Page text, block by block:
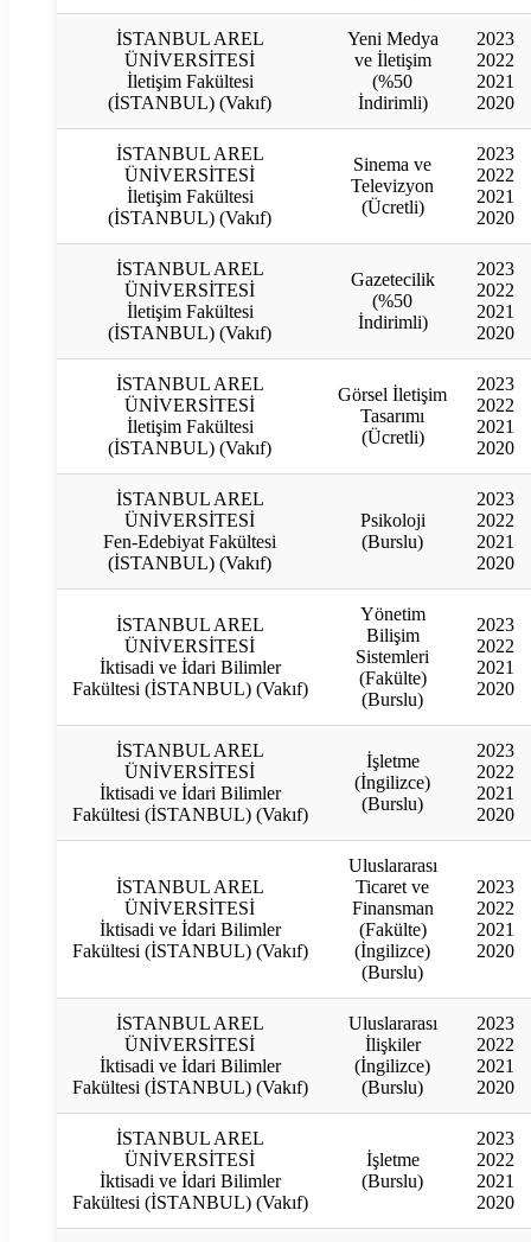
İSTANBUL AREL
ÜNİVERSİTESİ
İletişim Fakültesi
(İSTANBUL) (Vakıf)
Yeni Medya
ve İletişim
(%50
İndirimli)
2023
2022
2021
2020
İSTANBUL AREL
ÜNİVERSİTESİ
İletişim Fakültesi
(İSTANBUL) (Vakıf)
Sinema ve
Televizyon
(Ücretli)
2023
2022
2021
2020
İSTANBUL AREL
ÜNİVERSİTESİ
İletişim Fakültesi
(İSTANBUL) (Vakıf)
Gazetecilik
(%50
İndirimli)
2023
2022
2021
2020
İSTANBUL AREL
ÜNİVERSİTESİ
İletişim Fakültesi
(İSTANBUL) (Vakıf)
Görsel İletişim
Tasarımı
(Ücretli)
2023
2022
2021
2020
İSTANBUL AREL
ÜNİVERSİTESİ
Fen-Edebiyat Fakültesi
(İSTANBUL) (Vakıf)
Psikoloji
(Burslu)
2023
2022
2021
2020
İSTANBUL AREL
ÜNİVERSİTESİ
İktisadi ve İdari Bilimler
Fakültesi (İSTANBUL) (Vakıf)
Yönetim
Bilişim
Sistemleri
(Fakülte)
(Burslu)
2023
2022
2021
2020
İSTANBUL AREL
ÜNİVERSİTESİ
İktisadi ve İdari Bilimler
Fakültesi (İSTANBUL) (Vakıf)
İşletme
(İngilizce)
(Burslu)
2023
2022
2021
2020
İSTANBUL AREL
ÜNİVERSİTESİ
İktisadi ve İdari Bilimler
Fakültesi (İSTANBUL) (Vakıf)
Uluslararası
Ticaret ve
Finansman
(Fakülte)
(İngilizce)
(Burslu)
2023
2022
2021
2020
İSTANBUL AREL
ÜNİVERSİTESİ
İktisadi ve İdari Bilimler
Fakültesi (İSTANBUL) (Vakıf)
Uluslararası
İlişkiler
(İngilizce)
(Burslu)
2023
2022
2021
2020
İSTANBUL AREL
ÜNİVERSİTESİ
İktisadi ve İdari Bilimler
Fakültesi (İSTANBUL) (Vakıf)
İşletme
(Burslu)
2023
2022
2021
2020